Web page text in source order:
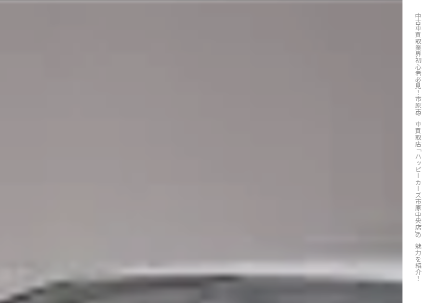
中古車買取業界初心者必見！市原市の車買取店「ハッピーカーズ市原中央店」の魅力を紹介！